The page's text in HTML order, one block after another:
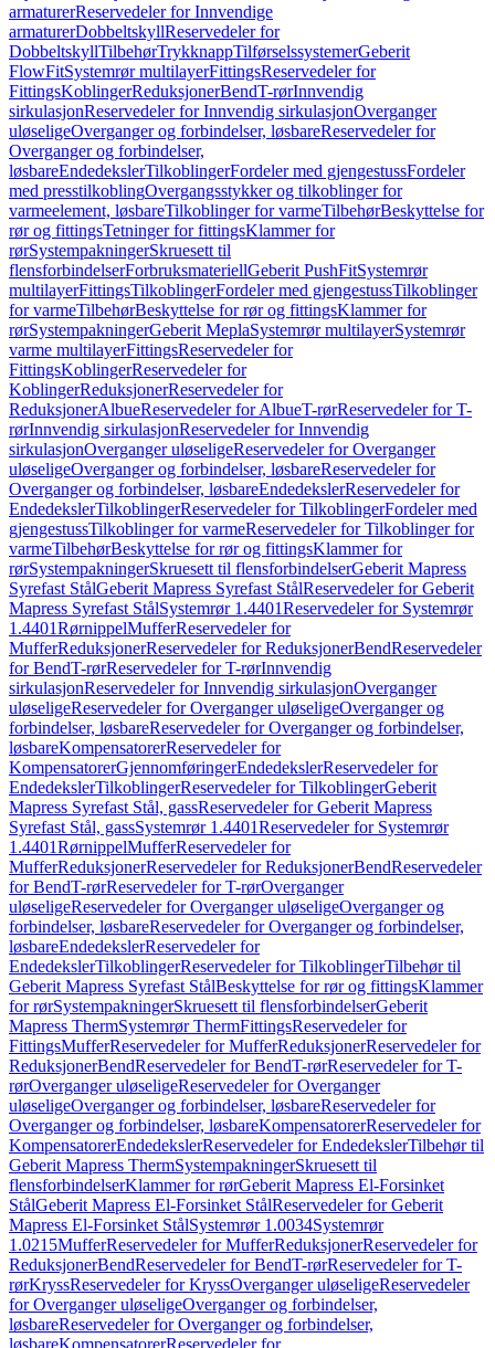
armaturerReservedeler for Innvendige
armaturerDobbeltskyllReservedeler for
DobbeltskyllTilbehørTrykknappTilførselssystemerGeberit
FlowFitSystemrør multilayerFittingsReservedeler for
FittingsKoblingerReduksjonerBendT-rørInnvendig
sirkulasjonReservedeler for Innvendig sirkulasjonOverganger
uløseligeOverganger og forbindelser, løsbareReservedeler for
Overganger og forbindelser,
løsbareEndedekslerTilkoblingerFordeler med gjengestussFordeler
med presstilkoblingOvergangsstykker og tilkoblinger for
varmeelement, løsbareTilkoblinger for varmeTilbehørBeskyttelse for
rør og fittingsTetninger for fittingsKlammer for
rørSystempakningerSkruesett til
flensforbindelserForbruksmateriellGeberit PushFitSystemrør
multilayerFittingsTilkoblingerFordeler med gjengestussTilkoblinger
for varmeTilbehørBeskyttelse for rør og fittingsKlammer for
rørSystempakningerGeberit MeplaSystemrør multilayerSystemrør
varme multilayerFittingsReservedeler for
FittingsKoblingerReservedeler for
KoblingerReduksjonerReservedeler for
ReduksjonerAlbueReservedeler for AlbueT-rørReservedeler for T-
rørInnvendig sirkulasjonReservedeler for Innvendig
sirkulasjonOverganger uløseligeReservedeler for Overganger
uløseligeOverganger og forbindelser, løsbareReservedeler for
Overganger og forbindelser, løsbareEndedekslerReservedeler for
EndedekslerTilkoblingerReservedeler for TilkoblingerFordeler med
gjengestussTilkoblinger for varmeReservedeler for Tilkoblinger for
varmeTilbehørBeskyttelse for rør og fittingsKlammer for
rørSystempakningerSkruesett til flensforbindelserGeberit Mapress
Syrefast StålGeberit Mapress Syrefast StålReservedeler for Geberit
Mapress Syrefast StålSystemrør 1.4401Reservedeler for Systemrør
1.4401RørnippelMufferReservedeler for
MufferReduksjonerReservedeler for ReduksjonerBendReservedeler
for BendT-rørReservedeler for T-rørInnvendig
sirkulasjonReservedeler for Innvendig sirkulasjonOverganger
uløseligeReservedeler for Overganger uløseligeOverganger og
forbindelser, løsbareReservedeler for Overganger og forbindelser,
løsbareKompensatorerReservedeler for
KompensatorerGjennomføringerEndedekslerReservedeler for
EndedekslerTilkoblingerReservedeler for TilkoblingerGeberit
Mapress Syrefast Stål, gassReservedeler for Geberit Mapress
Syrefast Stål, gassSystemrør 1.4401Reservedeler for Systemrør
1.4401RørnippelMufferReservedeler for
MufferReduksjonerReservedeler for ReduksjonerBendReservedeler
for BendT-rørReservedeler for T-rørOverganger
uløseligeReservedeler for Overganger uløseligeOverganger og
forbindelser, løsbareReservedeler for Overganger og forbindelser,
løsbareEndedekslerReservedeler for
EndedekslerTilkoblingerReservedeler for TilkoblingerTilbehør til
Geberit Mapress Syrefast StålBeskyttelse for rør og fittingsKlammer
for rørSystempakningerSkruesett til flensforbindelserGeberit
Mapress ThermSystemrør ThermFittingsReservedeler for
FittingsMufferReservedeler for MufferReduksjonerReservedeler for
ReduksjonerBendReservedeler for BendT-rørReservedeler for T-
rørOverganger uløseligeReservedeler for Overganger
uløseligeOverganger og forbindelser, løsbareReservedeler for
Overganger og forbindelser, løsbareKompensatorerReservedeler for
KompensatorerEndedekslerReservedeler for EndedekslerTilbehør til
Geberit Mapress ThermSystempakningerSkruesett til
flensforbindelserKlammer for rørGeberit Mapress El-Forsinket
StålGeberit Mapress El-Forsinket StålReservedeler for Geberit
Mapress El-Forsinket StålSystemrør 1.0034Systemrør
1.0215MufferReservedeler for MufferReduksjonerReservedeler for
ReduksjonerBendReservedeler for BendT-rørReservedeler for T-
rørKryssReservedeler for KryssOverganger uløseligeReservedeler
for Overganger uløseligeOverganger og forbindelser,
løsbareReservedeler for Overganger og forbindelser,
løsbareKompensatorerReservedeler for